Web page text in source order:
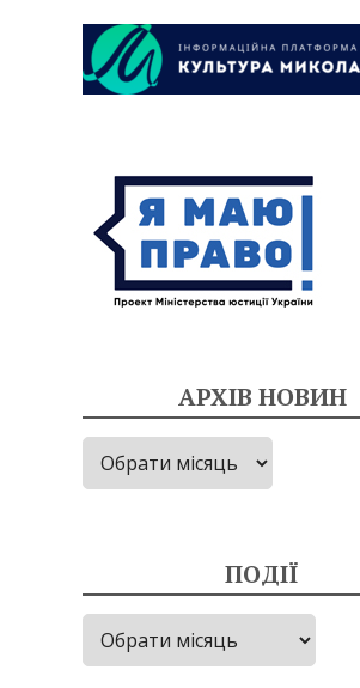
АРХІВ НОВИН
Архів
новин
ПОДІЇ
Події